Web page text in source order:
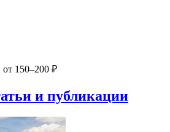
от 150–200 ₽
и публикации